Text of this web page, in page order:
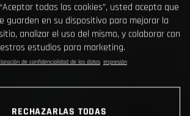
todas las cookies”, usted acepta que
guarden en su dispositivo para mejorar la
analizar el uso del mismo, y colaborar con
estudios para marketing.
de confidencialidad de los datos Impresión
RECHAZARLAS TODAS